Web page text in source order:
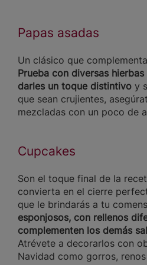
Papas asadas
Un clásico que
Prueba con diversas
darles un toque distintivo y
que sean crujientes,
mezcladas con un poco de
Cupcakes
Son el toque final de la
convierta en el cierre
que le brindarás a tu
esponjosos, con rellenos
complementen los demás
Atrévete a decorarlos con
Navidad como gorros,